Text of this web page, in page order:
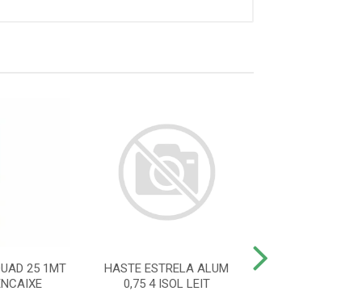
25 1MT
HASTE ESTRELA ALUM
0,75 4 ISOL LEIT